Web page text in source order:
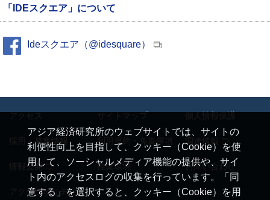
「IDEスクエア」について
Ideスクエア（@idesquare）
アジア経済研究所のウェブサイトでは、サイトの
利便性向上を目指して、クッキー（Cookie）を使
用して、ソーシャルメディア機能の提供や、サイ
ト内のアクセスログの収集を行っています。「同
意する」を選択すると、クッキー（Cookie）を用
アクセス サイトマップ 個人情報保護
採用・募集情報 利用規約・免責事項 調達情報
情報公開 推奨環境 お問い合わせ
アクセシビリティ